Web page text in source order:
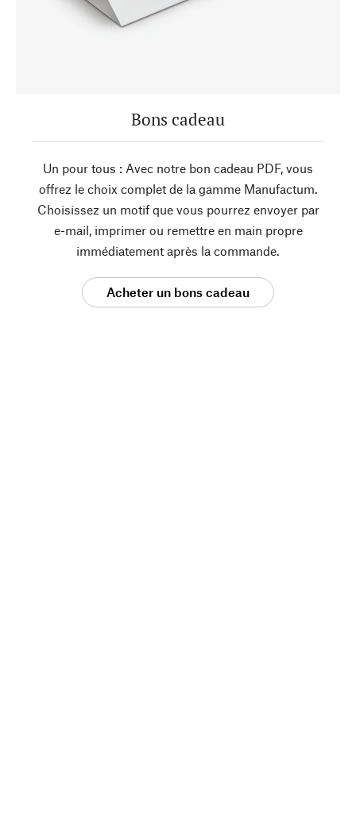
Bons cadeau
Un pour tous : Avec notre bon cadeau PDF, vous
offrez le choix complet de la gamme Manufactum.
Choisissez un motif que vous pourrez envoyer par
e-mail, imprimer ou remettre en main propre
immédiatement après la commande.
Acheter un bons cadeau